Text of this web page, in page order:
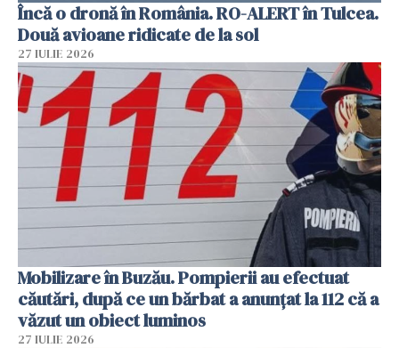
Încă o dronă în România. RO-ALERT în Tulcea.
Două avioane ridicate de la sol
27 IULIE 2026
Mobilizare în Buzău. Pompierii au efectuat
căutări, după ce un bărbat a anunțat la 112 că a
văzut un obiect luminos
27 IULIE 2026